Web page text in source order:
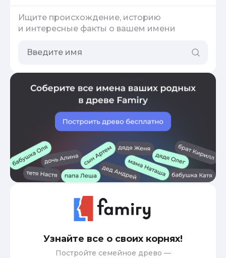
Ищите происхождение, историю
и интересные факты о вашем имени
Узнайте все о своих корнях!
Постройте семейное древо —